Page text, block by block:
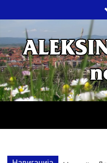
to
content
ДРУШТВО,
СПОРТ,